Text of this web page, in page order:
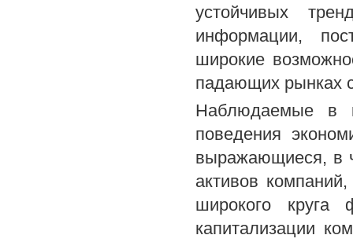
устойчивых
информации,
широкие
падающих рынках
Наблюдаемые в
поведения
выражающиеся, в
активов
широкого круга
капитализации